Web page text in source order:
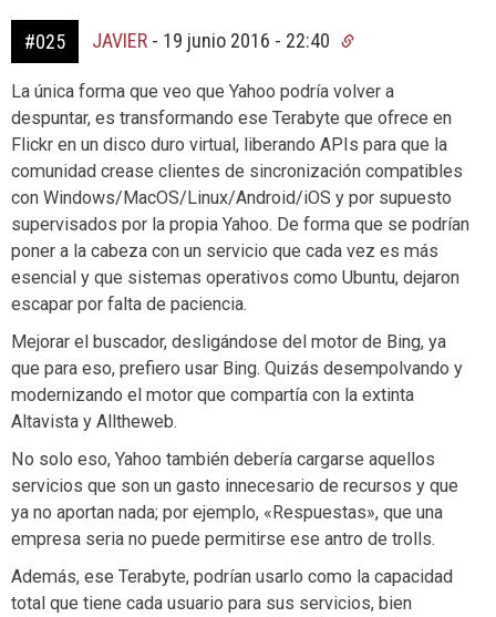
#025 JAVIER - 19 junio 2016 - 22:40
La única forma que veo que Yahoo podría volver a
despuntar, es transformando ese Terabyte que ofrece en
Flickr en un disco duro virtual, liberando APIs para que la
comunidad crease clientes de sincronización compatibles
con Windows/MacOS/Linux/Android/iOS y por supuesto
supervisados por la propia Yahoo. De forma que se podrían
poner a la cabeza con un servicio que cada vez es más
esencial y que sistemas operativos como Ubuntu, dejaron
escapar por falta de paciencia.
Mejorar el buscador, desligándose del motor de Bing, ya
que para eso, prefiero usar Bing. Quizás desempolvando y
modernizando el motor que compartía con la extinta
Altavista y Alltheweb.
No solo eso, Yahoo también debería cargarse aquellos
servicios que son un gasto innecesario de recursos y que
ya no aportan nada; por ejemplo, «Respuestas», que una
empresa seria no puede permitirse ese antro de trolls.
Además, ese Terabyte, podrían usarlo como la capacidad
total que tiene cada usuario para sus servicios, bien